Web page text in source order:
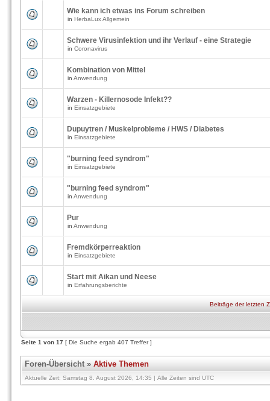
Wie kann ich etwas ins Forum schreiben
in HerbaLux Allgemein
Schwere Virusinfektion und ihr Verlauf - eine Strategie
in Coronavirus
Kombination von Mittel
in Anwendung
Warzen - Killernosode Infekt??
in Einsatzgebiete
Dupuytren / Muskelprobleme / HWS / Diabetes
in Einsatzgebiete
"burning feed syndrom"
in Einsatzgebiete
"burning feed syndrom"
in Anwendung
Pur
in Anwendung
Fremdkörperreaktion
in Einsatzgebiete
Start mit Aikan und Neese
in Erfahrungsberichte
Beiträge der letzten
Seite 1 von 17 [ Die Suche ergab 407 Treffer ]
Foren-Übersicht» Aktive Themen
Aktuelle Zeit: Samstag 8. August 2026, 14:35 | Alle Zeiten sind UTC